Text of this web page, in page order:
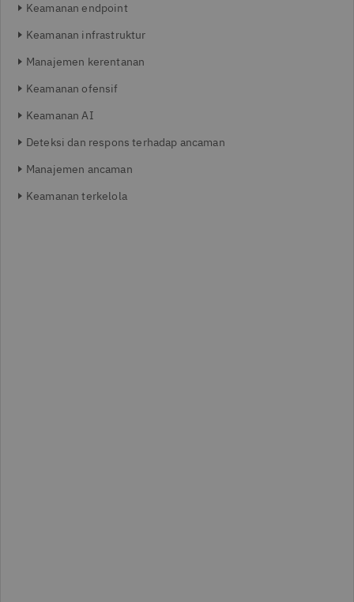
Keamanan endpoint
Keamanan infrastruktur
Manajemen kerentanan
Keamanan ofensif
Keamanan AI
Deteksi dan respons terhadap ancaman
Manajemen ancaman
Keamanan terkelola